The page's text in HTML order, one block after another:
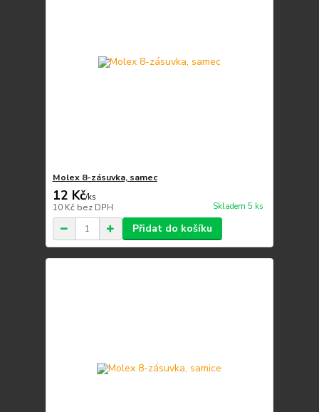
Molex 8-zásuvka, samec
12 Kč/ks
10 Kč bez DPH Skladem 5 ks
Přidat do košíku